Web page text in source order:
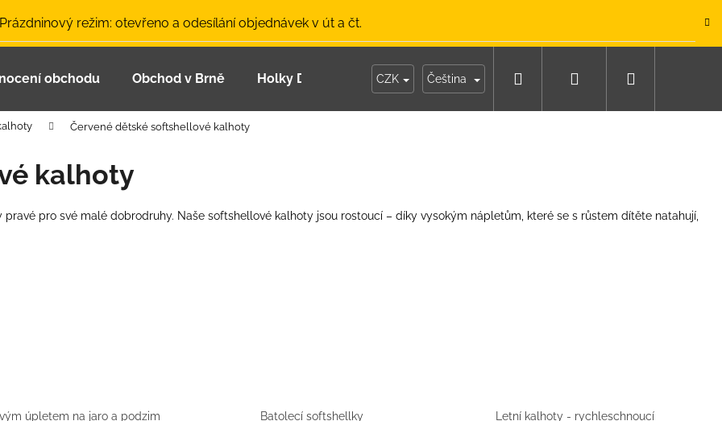
režim: otevřeno a odesílání objednávek v út a čt.
obchodu Obchod v Brně Holky Dupeťačky Moje objednávka
CZK Čeština Hledat Přihlášení
Červené dětské softshellové kalhoty
kalhoty
pravé pro své malé dobrodruhy. Naše softshellové kalhoty jsou rostoucí – díky vysokým nápletům, které se s růstem dítěte natahují,
úpletem na jaro a podzim Batolecí softshellky Letní kalhoty - rychleschnoucí
Co potřebujete najít?
Doporučujeme